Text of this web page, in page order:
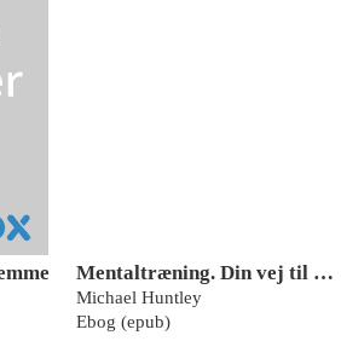
Mentaltræning. Din vej til sportspersonlig udvikling
Michael Huntley
Ebog (epub)